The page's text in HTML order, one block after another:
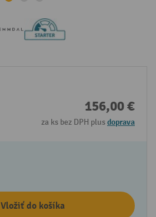
156,00 €
za ks bez DPH plusdoprava
Vložiť do košíka